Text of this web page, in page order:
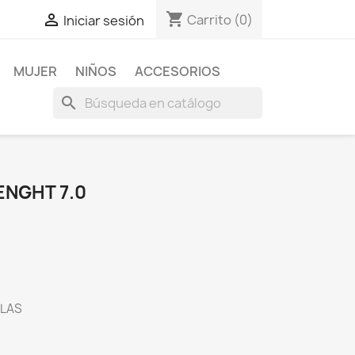
 Iniciar sesión shopping_cart Carrito (0)
MUJER NIÑOS ACCESORIOS
search
7.0